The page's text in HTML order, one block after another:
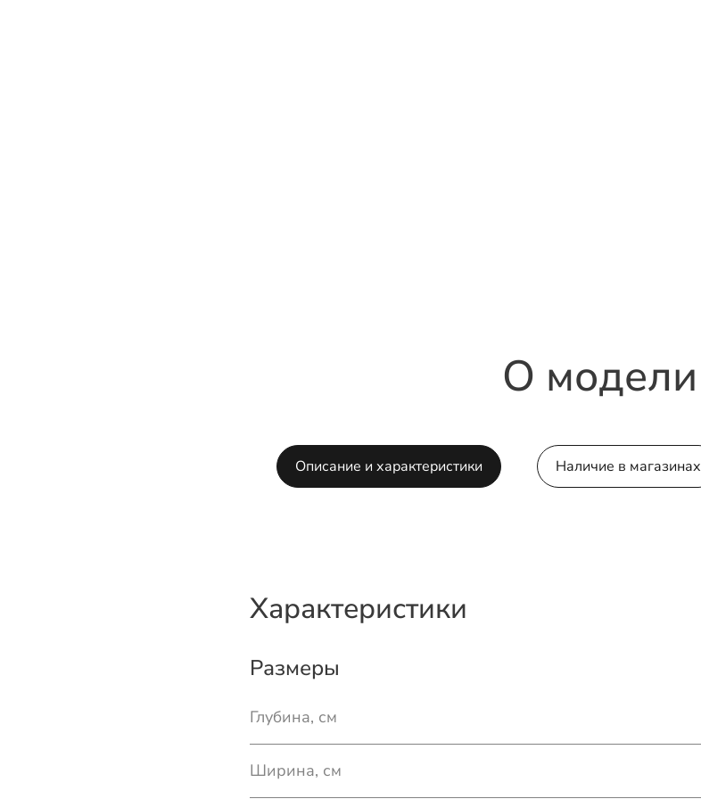
О модели
Описание и характеристики Наличие в магазинах
Характеристики
Размеры
Глубина, см
Ширина, см